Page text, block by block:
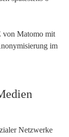
von Matomo mit
im
Netzwerke